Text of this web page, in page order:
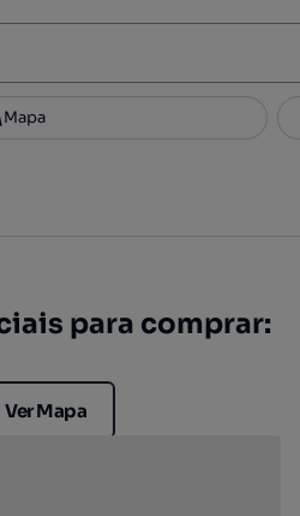
2
Mapa
para comprar:
Ver Mapa